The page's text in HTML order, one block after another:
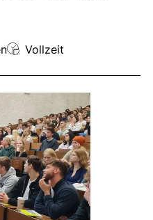
Studienform:
Vollzeit